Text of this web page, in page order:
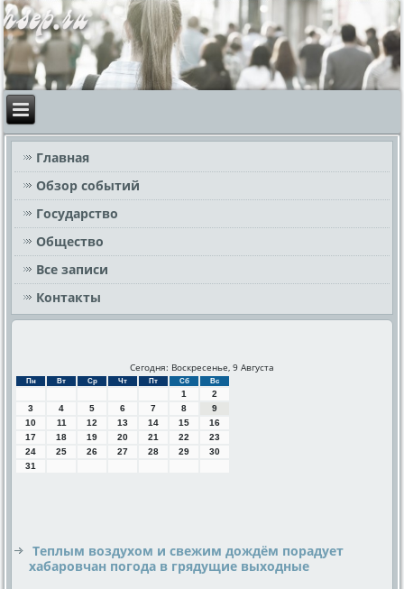
Главная
Обзор событий
Государство
Общество
Все записи
Контакты
Сегодня: Воскресенье, 9 Августа
Пн Вт Ср Чт Пт Сб Вс
1
2
3
4 5 6 7 8
9
10
11 12 13 14 15
16
17
18 19 20 21 22
23
24
25 26 27 28 29
30
31
Теплым воздухом и свежим дождём порадует
хабаровчан погода в грядущие выходные